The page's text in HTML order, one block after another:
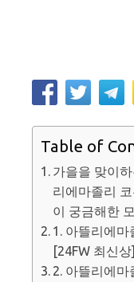
Table of
가을을 맞이
리에마졸리
이 궁금해한
1. 아뜰리에마
[24FW 최신상]
2. 아뜰리에마